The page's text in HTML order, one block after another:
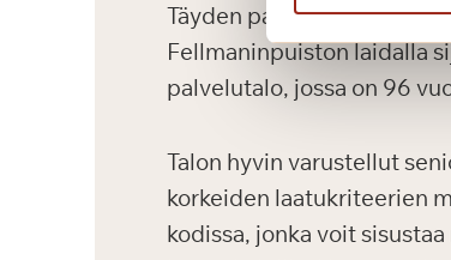
Täyden palvelun Saga
Fellmaninpuiston laidalla
palvelutalo, jossa on 96
Talon hyvin varustellut
korkeiden laatukriteerien
kodissa, jonka voit